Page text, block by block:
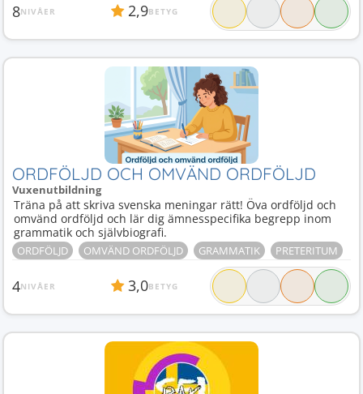
8NIVÅER 2,9BETYG
ORDFÖLJD OCH OMVÄND ORDFÖLJD
Vuxenutbildning
Träna på att skriva svenska meningar rätt! Öva ordföljd och
omvänd ordföljd och lär dig ämnesspecifika begrepp inom
grammatik och självbiografi.
ORDFÖLJD OMVÄND ORDFÖLJD GRAMMATIK PRETERITUM
4NIVÅER 3,0BETYG